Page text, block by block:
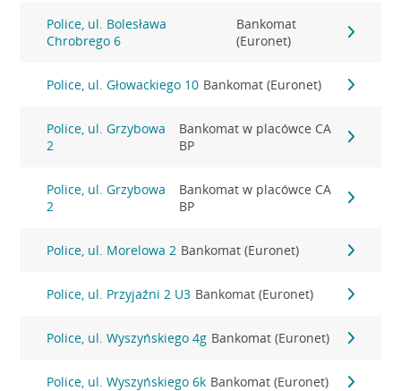
Police, ul. Bolesława
Chrobrego 6
Bankomat
(Euronet)
Police, ul. Głowackiego 10 Bankomat (Euronet)
Police, ul. Grzybowa
2
Bankomat w placówce CA
BP
Police, ul. Grzybowa
2
Bankomat w placówce CA
BP
Police, ul. Morelowa 2 Bankomat (Euronet)
Police, ul. Przyjaźni 2 U3 Bankomat (Euronet)
Police, ul. Wyszyńskiego 4g Bankomat (Euronet)
Police, ul. Wyszyńskiego 6k Bankomat (Euronet)